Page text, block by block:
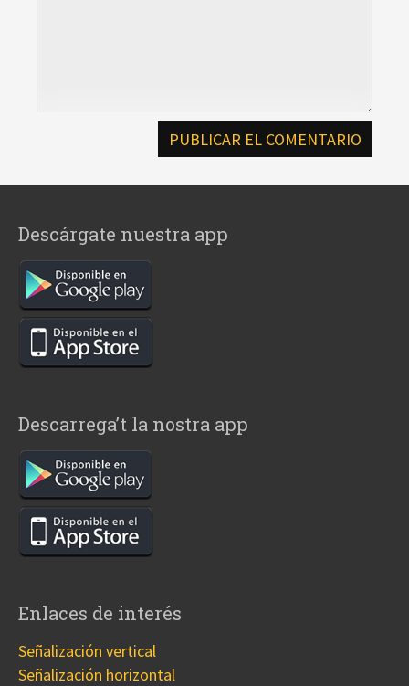
Descárgate nuestra app
Descarrega’t la nostra app
Enlaces de interés
Señalización vertical
Señalización horizontal